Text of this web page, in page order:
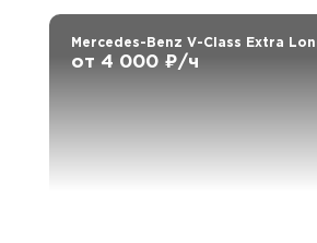
Mercedes-Benz V-Class Extra
от 4 000 ₽/ч